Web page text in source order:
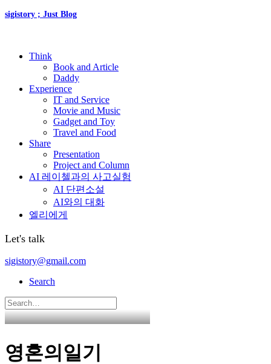
sigistory ; Just Blog
Think
Book and Article
Daddy
Experience
IT and Service
Movie and Music
Gadget and Toy
Travel and Food
Share
Presentation
Project and Column
AI 레이첼과의 사고실험
AI 단편소설
AI와의 대화
엘리에게
Let's talk
sigistory@gmail.com
Search
영혼의일기